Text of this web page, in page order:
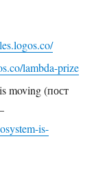
lambda-prize
moving (пост
is-